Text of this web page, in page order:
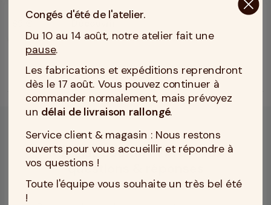
Affichage 1-3 de 3 article(s)
Matelas couffin 37x70 - vos
questions & réponses
Congés d'été de l'atelier.
Du 10 au 14 août, notre atelier fait une
pause.
Les fabrications et expéditions reprendront
dès le 17 août. Vous pouvez continuer à
commander normalement, mais prévoyez
un délai de livraison rallongé.
Service client & magasin : Nous restons
ouverts pour vous accueillir et répondre à
vos questions !
Toute l'équipe vous souhaite un très bel été
!